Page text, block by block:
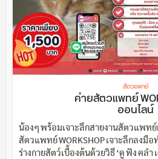
สัตวแพทย์
ค่ายสัตวแพทย์
ออนไลน์
น้องๆ พร้อมเจาะลึกสายงานสัตวแพทย์
สัตวแพทย์ WORKSHOP เจาะลึกลงมือ
ร่างกายสัตว์เบื้องต้นด้วยวิธี ‘ดู ฟัง คลำ